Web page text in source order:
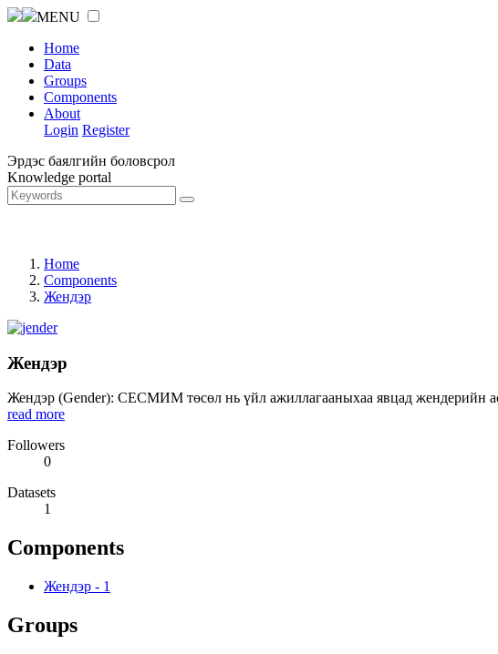
MENU
Home
Data
Groups
Components
About
Login Register
Эрдэс баялгийн боловсрол
Knowledge portal
Home
Components
Жендэр
Жендэр
Жендэр (Gender): СЕСМИМ төсөл нь үйл ажиллагааныхаа явцад жендерийн
read more
Followers
0
Datasets
1
Components
Жендэр - 1
Groups